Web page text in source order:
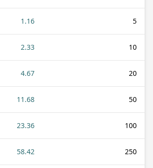
5
1.16
10
2.33
20
4.67
50
11.68
100
23.36
250
58.42